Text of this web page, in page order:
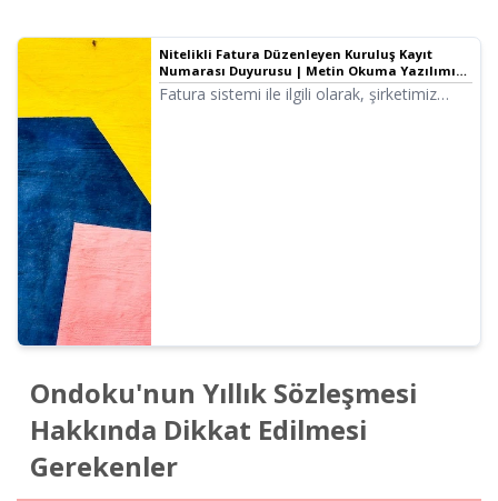
Nitelikli Fatura Düzenleyen Kuruluş Kayıt
Numarası Duyurusu | Metin Okuma Yazılımı
Ondoku
Fatura sistemi ile ilgili olarak, şirketimiz
Ondoku'nun Yıllık Sözleşmesi
Hakkında Dikkat Edilmesi
Gerekenler